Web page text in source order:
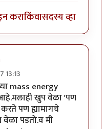
कराकिंवासदस्य व्हा
13:13
बोका
mass energy
खुप वेळा 'पण
पण ह्यामागचे
वेळा पडतो.व मी